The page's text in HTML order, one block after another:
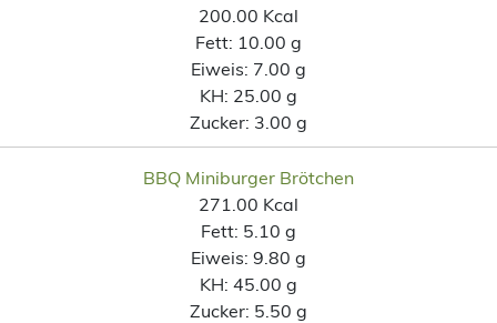
200.00 Kcal
Fett: 10.00 g
Eiweis: 7.00 g
KH: 25.00 g
Zucker: 3.00 g
BBQ Miniburger Brötchen
271.00 Kcal
Fett: 5.10 g
Eiweis: 9.80 g
KH: 45.00 g
Zucker: 5.50 g